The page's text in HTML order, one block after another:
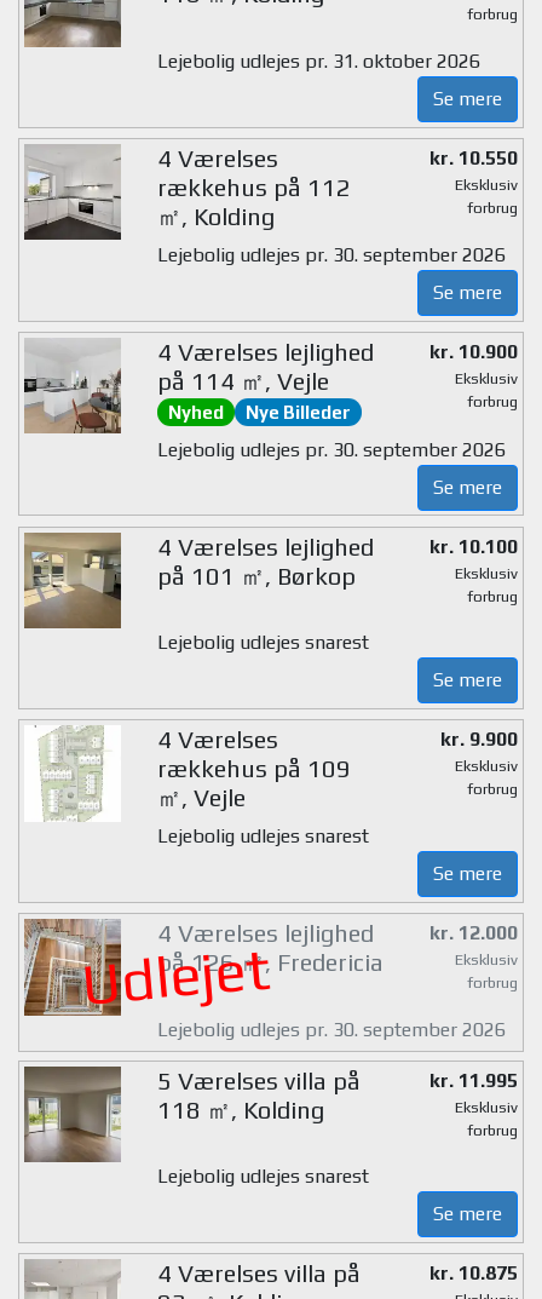
forbrug
Lejebolig udlejes pr. 31. oktober 2026
Se mere
4 Værelses
rækkehus på 112
㎡, Kolding
kr. 10.550
Eksklusiv
forbrug
Lejebolig udlejes pr. 30. september 2026
Se mere
4 Værelses lejlighed
på 114 ㎡, Vejle
Nyhed Nye Billeder
kr. 10.900
Eksklusiv
forbrug
Lejebolig udlejes pr. 30. september 2026
Se mere
4 Værelses lejlighed
på 101 ㎡, Børkop
kr. 10.100
Eksklusiv
forbrug
Lejebolig udlejes snarest
Se mere
4 Værelses
rækkehus på 109
㎡, Vejle
kr. 9.900
Eksklusiv
forbrug
Lejebolig udlejes snarest
Se mere
Udlejet
4 Værelses lejlighed
på 126 ㎡, Fredericia
kr. 12.000
Eksklusiv
forbrug
Lejebolig udlejes pr. 30. september 2026
5 Værelses villa på
118 ㎡, Kolding
kr. 11.995
Eksklusiv
forbrug
Lejebolig udlejes snarest
Se mere
4 Værelses villa på
kr. 10.875